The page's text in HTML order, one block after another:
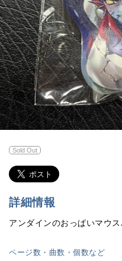
Sold Out
詳細情報
アンダインのおっぱいマウ
ページ数・曲数・個数など